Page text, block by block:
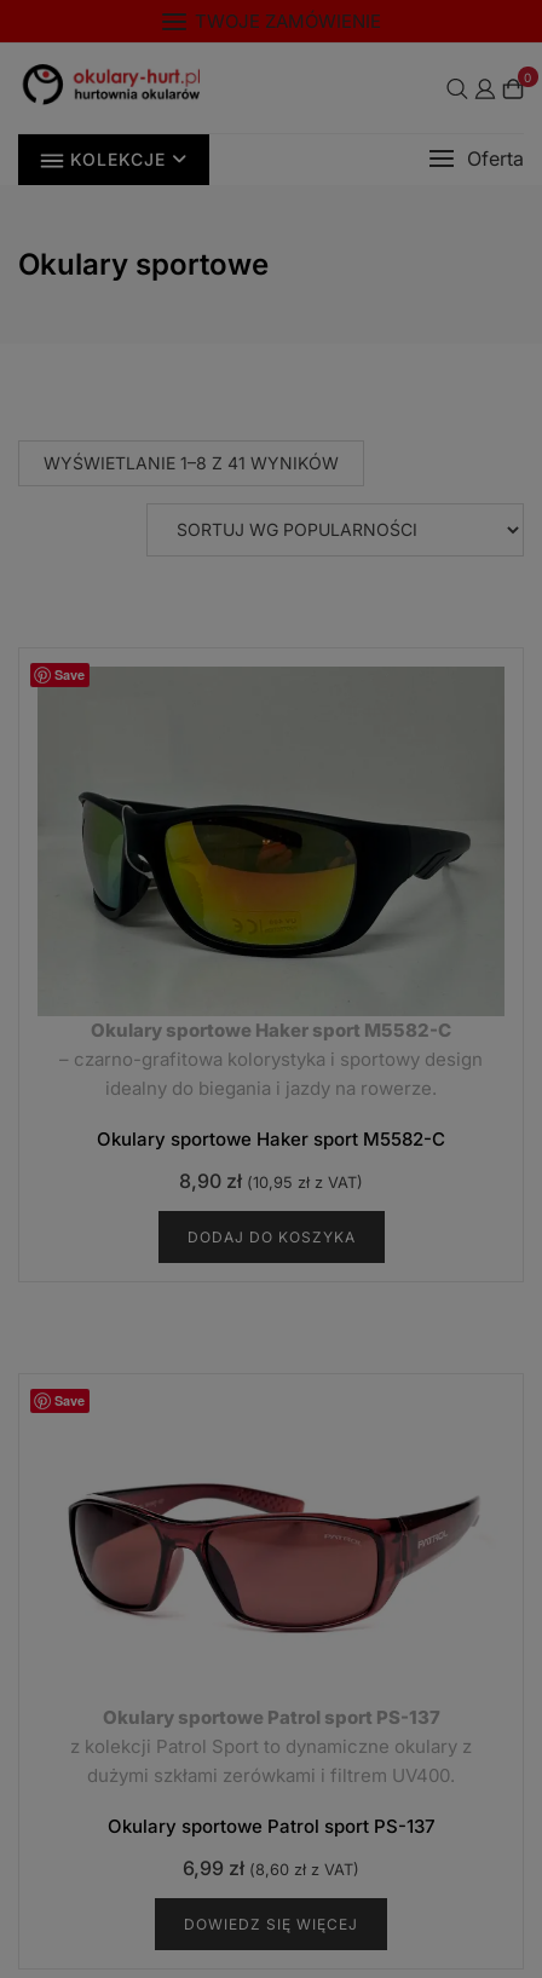
to
content
TWOJE ZAMÓWIENIE
0
KOLEKCJE Oferta
Okulary sportowe
WYŚWIETLANIE 1–8 Z 41 WYNIKÓW
POPULARNOŚCI
Save
Okulary sportowe Haker sport M5582-C
– czarno-grafitowa kolorystyka i sportowy design
idealny do biegania i jazdy na rowerze.
Okulary sportowe Haker sport M5582-C
8,90 zł (10,95 zł z VAT)
DODAJ DO KOSZYKA
Save
Okulary sportowe Patrol sport PS-137
z kolekcji Patrol Sport to dynamiczne okulary z
dużymi szkłami zerówkami i filtrem UV400.
Okulary sportowe Patrol sport PS-137
6,99 zł (8,60 zł z VAT)
DOWIEDZ SIĘ WIĘCEJ
modal-check